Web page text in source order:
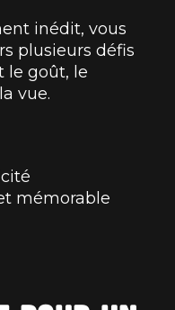
inédit, vous
plusieurs défis
le goût, le
vue.
mémorable